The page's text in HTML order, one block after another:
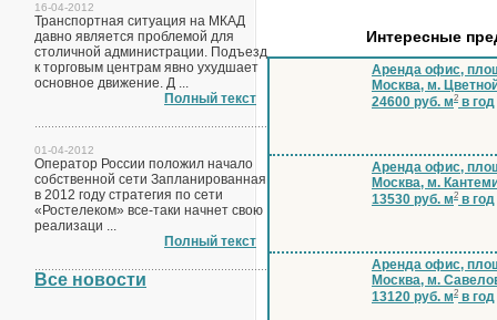
16-04-2012
Транспортная ситуация на МКАД
давно является проблемой для
столичной администрации. Подъезд
к торговым центрам явно ухудшает
основное движение. Д ...
Полный текст
01-04-2012
Оператор России положил начало
собственной сети Запланированная
в 2012 году стратегия по сети
«Ростелеком» все-таки начнет свою
реализаци ...
Полный текст
Все новости
Интересные
Аренда офис,
Москва, м.
24600 руб. м2 в год
Аренда офис,
Москва, м.
13530 руб. м2 в год
Аренда офис,
Москва, м.
13120 руб. м2 в год